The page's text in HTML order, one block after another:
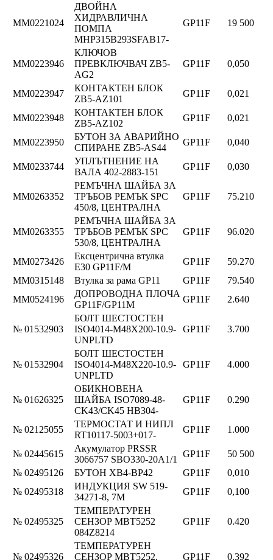
ММ0221024
ДВОЙНА
ХИДРАВЛИЧНА
ПОМПА
MHP315B293SFAB17-
GP11F 19 500
ММ0223946
КЛЮЧОВ
ПРЕВКЛЮЧВАЧ ZB5-
AG2
GP11F 0,050
ММ0223947
КОНТАКТЕН БЛОК
ZB5-AZ101
GP11F 0,021
ММ0223948
КОНТАКТЕН БЛОК
ZB5-AZ102
GP11F 0,021
ММ0223950
БУТОН ЗА АВАРИЙНО
СПИРАНЕ ZB5-AS44
GP11F 0,040
ММ0233744
УПЛЪТНЕНИЕ НА
ВАЛА 402-2883-151
GP11F 0,030
ММ0263352
РЕМЪЧНА ШАЙБА ЗА
ТРЪБОВ РЕМЪК SPC
450/8, ЦЕНТРАЛНА
GP11F 75.210
ММ0263355
РЕМЪЧНА ШАЙБА ЗА
ТРЪБОВ РЕМЪК SPC
530/8, ЦЕНТРАЛНА
GP11F 96.020
ММ0273426
Ексцентрична втулка
E30 GP11F/M
GP11F
59.270
ММ0315148
Втулка за рама GP11 GP11F
79.540
ММ0524196
ДОПРОВОДНА ПЛОЧА
GP11F/GP11M
GP11F 2.640
№ 01532903
БОЛТ ШЕСТОСТЕН
ISO4014-M48X200-10.9-
UNPLTD
GP11F 3.700
№ 01532904
БОЛТ ШЕСТОСТЕН
ISO4014-M48X220-10.9-
UNPLTD
GP11F 4.000
№ 01626325
ОБИКНОВЕНА
ШАЙБА ISO7089-48-
CK43/CK45 HB304-
GP11F 0.290
№ 02125055
ТЕРМОСТАТ И НИПЛ
RT10117-5003+017-
GP11F 1.000
№ 02445615
Акумулатор PRSSR
3066757 SBO330-20A1/1
GP11F
50 500
№ 02495126
БУТОН XB4-BP42 GP11F
0,010
№ 02495318
ИНДУКЦИЯ SW 519-
34271-8, 7M
GP11F 0,100
№ 02495325
ТЕМПЕРАТУРЕН
СЕНЗОР MBT5252
084Z8214
GP11F 0.420
№ 02495326
ТЕМПЕРАТУРЕН
СЕНЗОР MBT5252,
GP11F 0.392